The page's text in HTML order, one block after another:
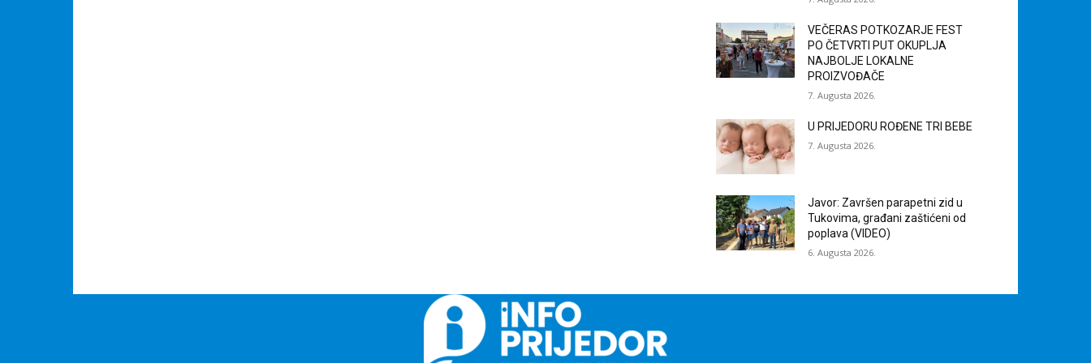
VEČERAS POTKOZARJE FEST
PO ČETVRTI PUT OKUPLJA
NAJBOLJE LOKALNE
PROIZVOĐAČE
7. Augusta 2026.
U PRIJEDORU ROĐENE TRI BEBE
7. Augusta 2026.
Javor: Završen parapetni zid u
Tukovima, građani zaštićeni od
poplava (VIDEO)
6. Augusta 2026.